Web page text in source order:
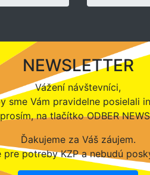
NEWSLETTER
Vážení návštevníci,
sme Vám pravidelne posielali
na tlačítko ODBER
Ďakujeme za Váš záujem.
potreby KZP a nebudú